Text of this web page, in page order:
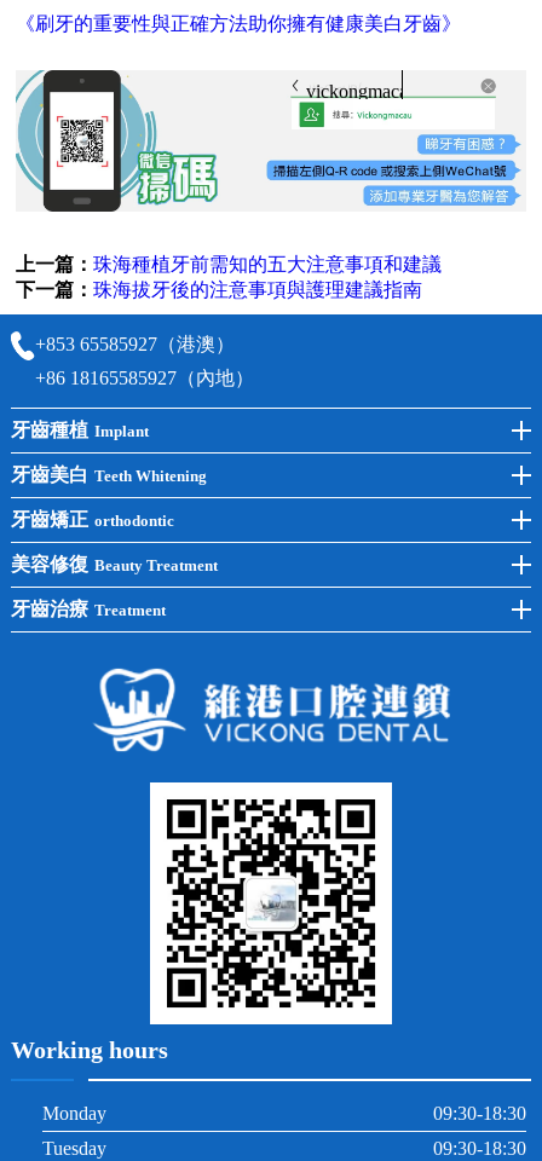
《刷牙的重要性與正確方法助你擁有健康美白牙齒》
vickongmacau
上一篇：珠海種植牙前需知的五大注意事項和建議
下一篇：珠海拔牙後的注意事項與護理建議指南
+853 65585927（港澳）
+86 18165585927（內地）
牙齒種植 Implant
前牙種植
後牙種植
單顆種植
半口種植
全口種植
牙齒美白 Teeth Whitening
冷光美白
洗牙
黃黑牙
常見問題
牙齒矯正 orthodontic
牙齒矯正
兒童矯正
牙列不齊
美容修復 Beauty Treatment
全瓷牙
牙齒治療 Treatment
牙齦出血
Working hours
Monday
09:30-18:30
Tuesday
09:30-18:30